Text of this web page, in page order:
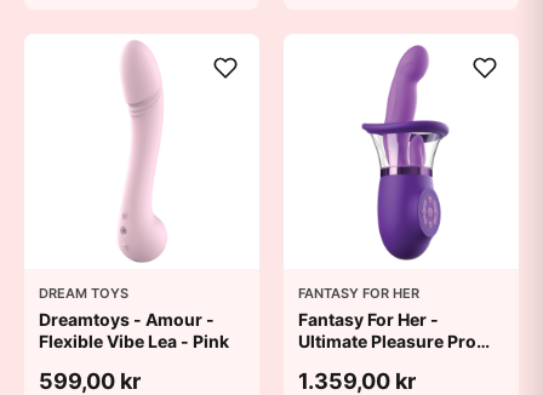
DREAM TOYS
Dreamtoys - Amour -
Flexible Vibe Lea - Pink
599,00 kr
FANTASY FOR HER
Fantasy For Her -
Ultimate Pleasure Pro
1.359,00 kr